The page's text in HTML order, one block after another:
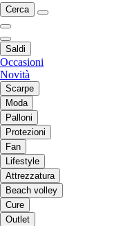
Cerca
Saldi
Occasioni
Novità
Scarpe
Moda
Palloni
Protezioni
Fan
Lifestyle
Attrezzatura
Beach volley
Cure
Outlet